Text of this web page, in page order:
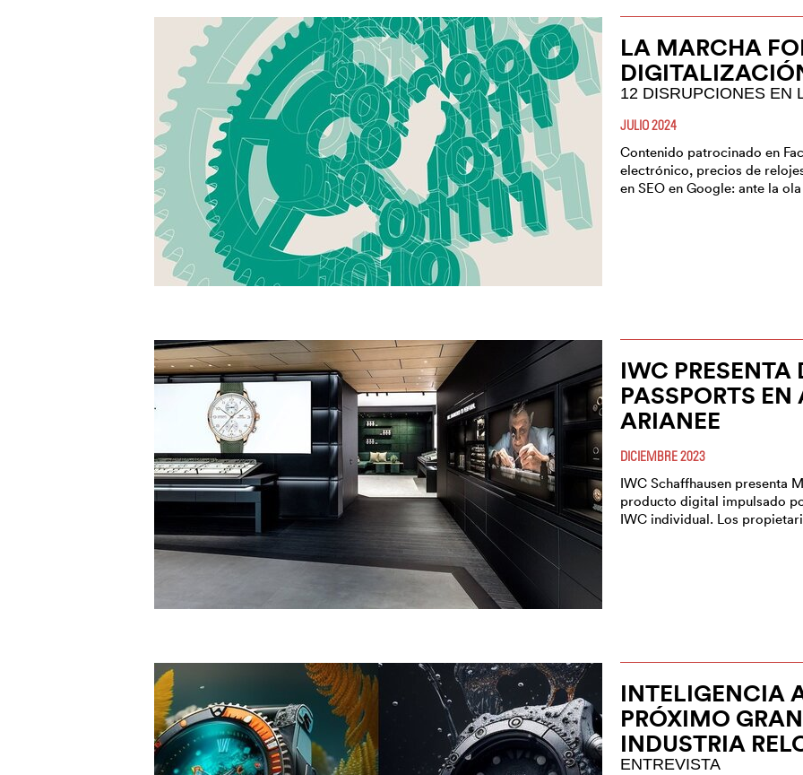
LA MARCHA
12 DISRUPCIONES EN
JULIO 2024
Contenido patrocinado en
electrónico, precios de
en SEO en Google: ante la
IWC
PASSPORTS
ARIANEE
DICIEMBRE 2023
IWC Schaffhausen presenta
producto digital impulsado
IWC individual. Los
INTELIGENCIA
PRÓXIMO
INDUSTRIA
ENTREVISTA